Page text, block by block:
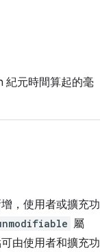
紀元時間算起的毫
，使用者或擴充功
屬
由使用者和擴充功